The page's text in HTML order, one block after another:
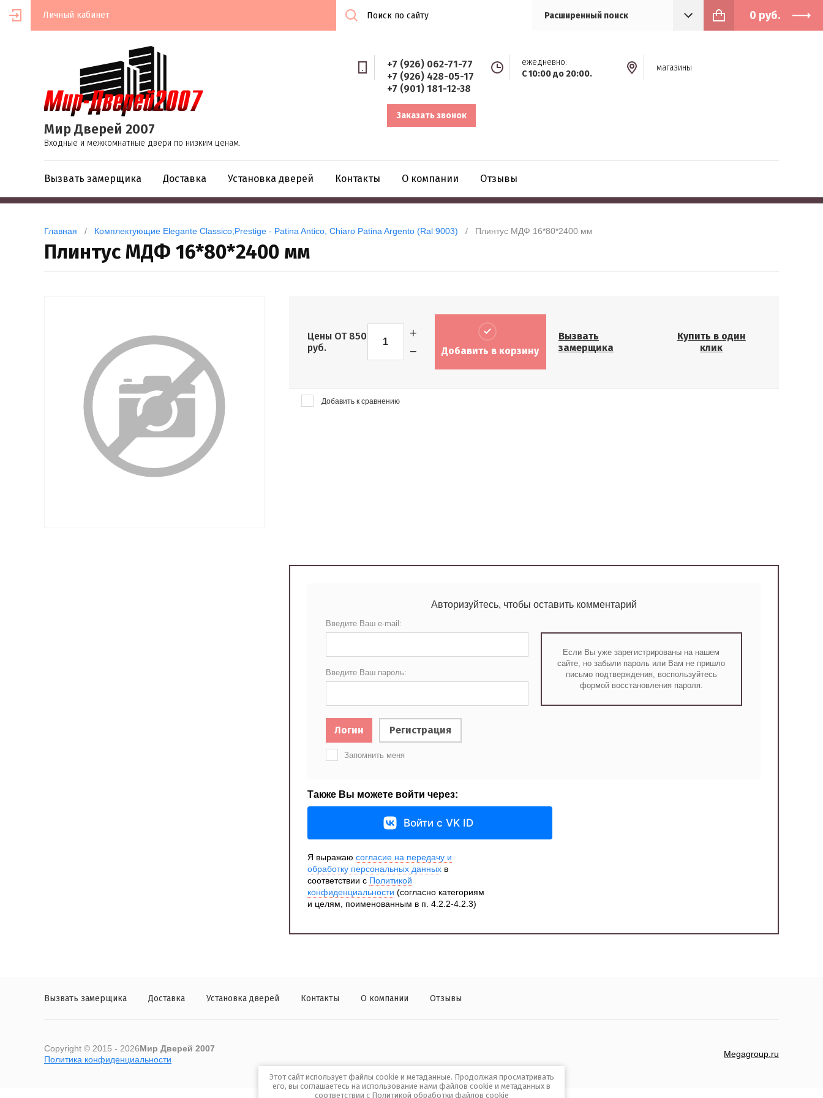
Личный кабинет Расширенный поиск 0 руб.
Мир Дверей 2007
Входные и межкомнатные двери по низким ценам.
+7 (926) 062-71-77
+7 (926) 428-05-17
+7 (901) 181-12-38
Заказать звонок
ежедневно:
С 10:00 до 20:00.
магазины
Вызвать замерщика Доставка Установка дверей Контакты О компании Отзывы
Главная
   /
Комплектующие Elegante Classico;Prestige - Patina Antico, Chiaro Patina Argento (Ral 9003)
   /   Плинтус МДФ 16*80*2400 мм
Плинтус МДФ 16*80*2400 мм
Цены ОТ 850
руб.
−
+
Добавить в корзину
Вызвать
замерщика
Купить в один
клик
Добавить к сравнению
Авторизуйтесь, чтобы оставить комментарий
Если Вы уже зарегистрированы на нашем
сайте, но забыли пароль или Вам не пришло
письмо подтверждения, воспользуйтесь
формой восстановления пароля.
Введите Ваш e-mail:
Введите Ваш пароль:
Логин Регистрация
Запомнить меня
Также Вы можете войти через:
Войти с VK ID
Я выражаю согласие на передачу и
обработку персональных данных в
соответствии с Политикой
конфиденциальности (согласно категориям
и целям, поименованным в п. 4.2.2-4.2.3)
Вызвать замерщика Доставка Установка дверей Контакты О компании Отзывы
Copyright © 2015 - 2026Мир Дверей 2007
Политика конфиденциальности
Megagroup.ru
Этот сайт использует файлы cookie и метаданные. Продолжая просматривать
его, вы соглашаетесь на использование нами файлов cookie и метаданных в
соответствии с Политикой обработки файлов cookie